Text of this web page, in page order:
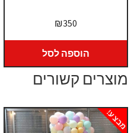
₪350
הוספה לסל
מוצרים קשורים
מבצע!